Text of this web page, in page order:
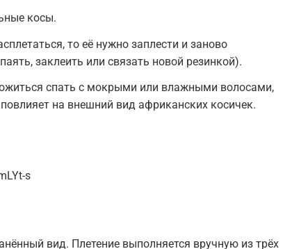
косы.
то её нужно заплести и заново
заклеить или связать новой резинкой).
спать с мокрыми или влажными волосами,
на внешний вид африканских косичек.
s
вид. Плетение выполняется вручную из трёх